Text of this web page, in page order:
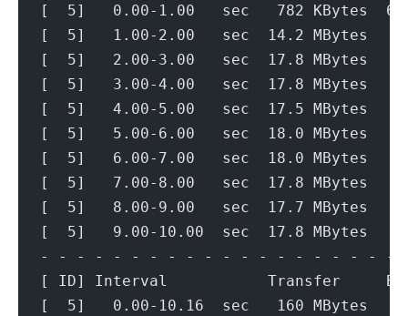
[  5]   0.00-1.00   sec   782
[  5]   1.00-2.00   sec  14.2
[  5]   2.00-3.00   sec  17.8
[  5]   3.00-4.00   sec  17.8
[  5]   4.00-5.00   sec  17.5
[  5]   5.00-6.00   sec  18.0
[  5]   6.00-7.00   sec  18.0
[  5]   7.00-8.00   sec  17.8
[  5]   8.00-9.00   sec  17.7
[  5]   9.00-10.00  sec  17.8
- - - - - - - - - - - - - - - - - - - -
[ ID] Interval           Transfer
[  5]   0.00-10.16  sec   160 MBytes